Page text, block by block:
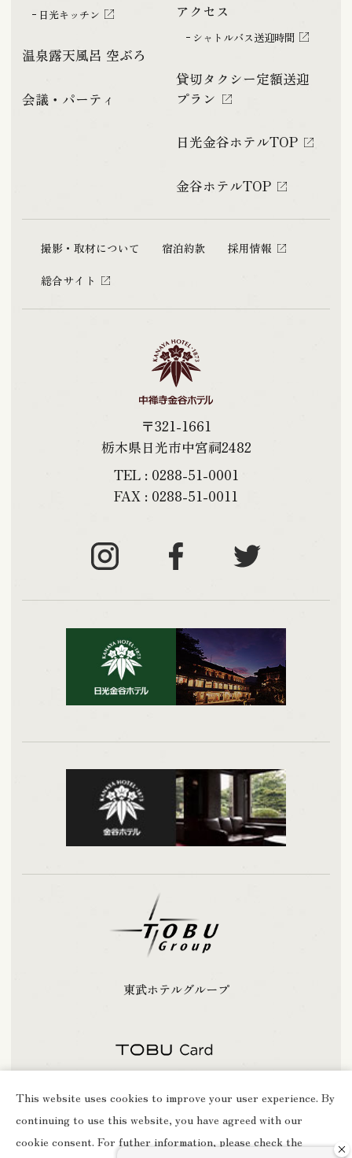
〒321-1661
栃木県日光市中宮祠2482
TEL : 0288-51-0001
FAX : 0288-51-0011
東武ホテルグループ
日光キッチン
温泉露天風呂 空ぶろ
会議・パーティ
アクセス
シャトルバス送迎時間
貸切タクシー定額送迎
プラン
日光金谷ホテルTOP
金谷ホテルTOP
撮影・取材について 宿泊約款 採用情報
総合サイト
Copyright Chuzenji Kanaya Hotel all rights reserved.
This website uses cookies to improve your user experience. By
continuing to use this website, you have agreed with our
cookie consent. For futher information, please check the